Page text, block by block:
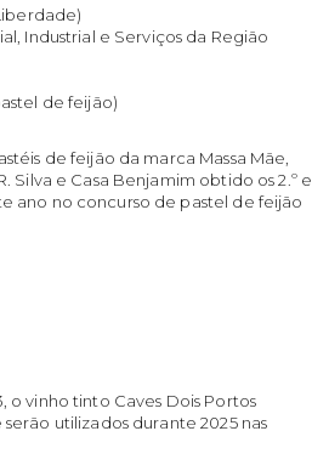
Industrial e Serviços da Região
de feijão)
de feijão da marca Massa Mãe,
Silva e Casa Benjamim obtido os 2.º e
ano no concurso de pastel de feijão
o vinho tinto Caves Dois Portos
utilizados durante 2025 nas